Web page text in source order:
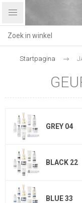
Startpagina
GREY 04
BLACK 22
BLUE 33